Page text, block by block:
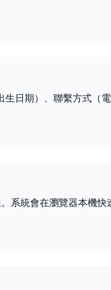
生日期）、聯繫方式（
系統會在瀏覽器本機快